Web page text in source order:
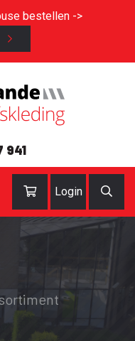
bestellen ->
941
Login